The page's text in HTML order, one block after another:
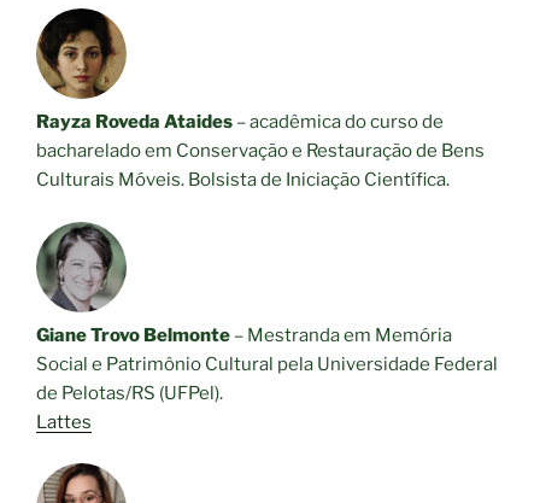
Rayza Roveda Ataides – acadêmica do curso de
bacharelado em Conservação e Restauração de Bens
Culturais Móveis. Bolsista de Iniciação Científica.
Giane Trovo Belmonte – Mestranda em Memória
Social e Patrimônio Cultural pela Universidade Federal
de Pelotas/RS (UFPel).
Lattes